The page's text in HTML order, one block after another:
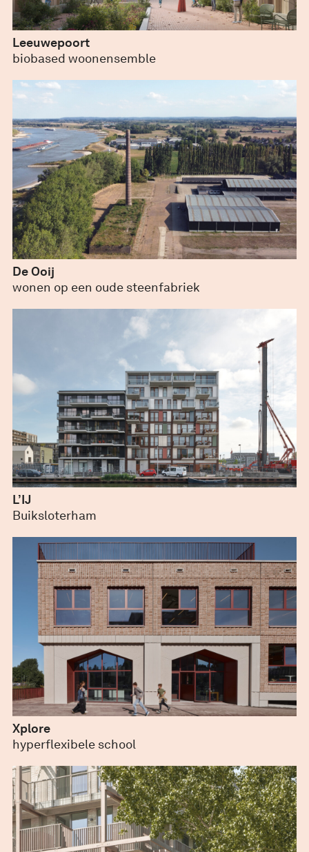
Leeuwepoort
juni 4, 2024
biobased woonensemble
De Ooij
juli 28, 2022
wonen op een oude steenfabriek
L’IJ
maart 2, 2020
Buiksloterham
Xplore
juli 28, 2022
hyperflexibele school